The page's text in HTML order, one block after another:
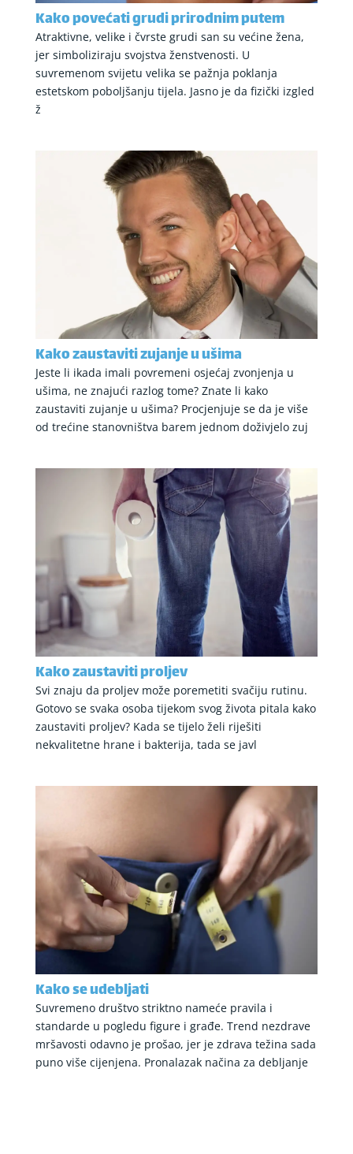
Kako povećati grudi prirodnim putem
Atraktivne, velike i čvrste grudi san su većine žena,
jer simboliziraju svojstva ženstvenosti. U
suvremenom svijetu velika se pažnja poklanja
estetskom poboljšanju tijela. Jasno je da fizički izgled
ž
Kako zaustaviti zujanje u ušima
Jeste li ikada imali povremeni osjećaj zvonjenja u
ušima, ne znajući razlog tome? Znate li kako
zaustaviti zujanje u ušima? Procjenjuje se da je više
od trećine stanovništva barem jednom doživjelo zuj
Kako zaustaviti proljev
Svi znaju da proljev može poremetiti svačiju rutinu.
Gotovo se svaka osoba tijekom svog života pitala kako
zaustaviti proljev? Kada se tijelo želi riješiti
nekvalitetne hrane i bakterija, tada se javl
Kako se udebljati
Suvremeno društvo striktno nameće pravila i
standarde u pogledu figure i građe. Trend nezdrave
mršavosti odavno je prošao, jer je zdrava težina sada
puno više cijenjena. Pronalazak načina za debljanje